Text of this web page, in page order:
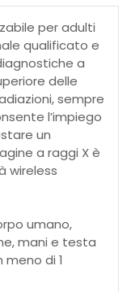
per adulti
qualificato e
a
delle
sempre
l’impiego
un
a raggi X è
wireless
umano,
mani e testa
di 1